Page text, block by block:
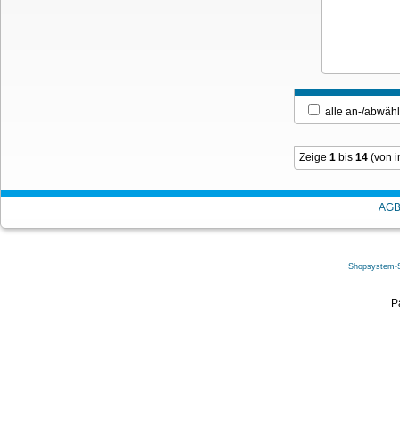
alle an-/
Zeige 1 bis 14 (von
AGB
Shopsystem-